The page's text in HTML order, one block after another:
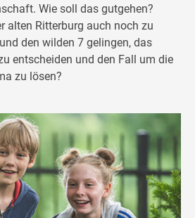
Wie soll das gutgehen?
alten Ritterburg auch noch zu
den wilden 7 gelingen, das
entscheiden und den Fall um die
zu lösen?